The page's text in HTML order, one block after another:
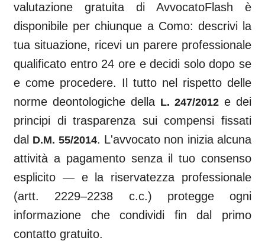
valutazione gratuita di AvvocatoFlash è
disponibile per chiunque a Como: descrivi la
tua situazione, ricevi un parere professionale
qualificato entro 24 ore e decidi solo dopo se
e come procedere. Il tutto nel rispetto delle
norme deontologiche della L. 247/2012 e dei
principi di trasparenza sui compensi fissati
dal D.M. 55/2014. L'avvocato non inizia alcuna
attività a pagamento senza il tuo consenso
esplicito — e la riservatezza professionale
(artt. 2229–2238 c.c.) protegge ogni
informazione che condividi fin dal primo
contatto gratuito.